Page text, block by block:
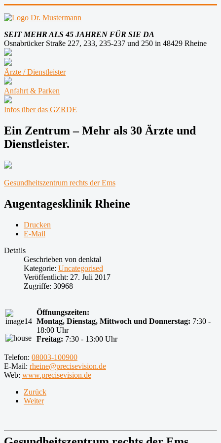
SEIT MEHR ALS 45 JAHREN FÜR SIE DA
Osnabrücker Straße 227, 233, 235-237 und 250 in 48429 Rheine
Ärzte / Dienstleister
Anfahrt & Parken
Infos über das GZRDE
Ein Zentrum – Mehr als 30 Ärzte und
Dienstleister.
Gesundheitszentrum rechts der Ems
Augentagesklinik Rheine
Drucken
E-Mail
Details
Geschrieben von denktal
Kategorie: Uncategorised
Veröffentlicht: 27. Juli 2017
Zugriffe: 30968
Öffnungszeiten:
Montag, Dienstag, Mittwoch und Donnerstag: 7:30 -
18:00 Uhr
Freitag: 7:30 - 13:00 Uhr
Telefon: 08003-100900
E-Mail: rheine@precisevision.de
Web: www.precisevision.de
Zurück
Weiter